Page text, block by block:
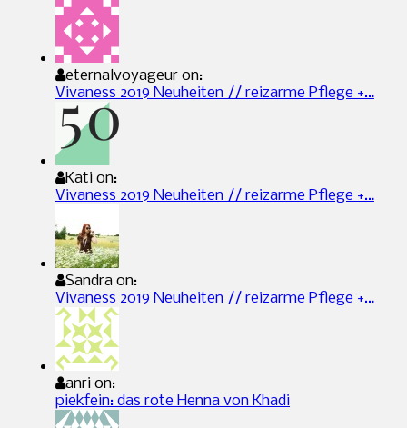
eternalvoyageur on:
Vivaness 2019 Neuheiten // reizarme Pflege +…
Kati on:
Vivaness 2019 Neuheiten // reizarme Pflege +…
Sandra on:
Vivaness 2019 Neuheiten // reizarme Pflege +…
anri on:
piekfein: das rote Henna von Khadi